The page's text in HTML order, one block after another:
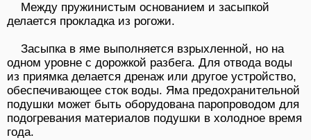
Между пружинистым основанием и засыпкой
делается прокладка из рогожи.
Засыпка в яме выполняется взрыхленной, но на
одном уровне с дорожкой разбега. Для отвода воды
из приямка делается дренаж или другое устройство,
обеспечивающее сток воды. Яма предохранительной
подушки может быть оборудована паропроводом для
подогревания материалов подушки в холодное время
года.